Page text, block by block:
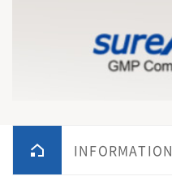
INFORMATION